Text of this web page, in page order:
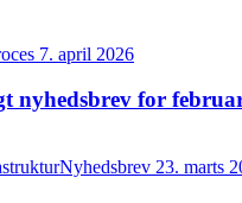
7. april 2026
nyhedsbrev for
23. marts